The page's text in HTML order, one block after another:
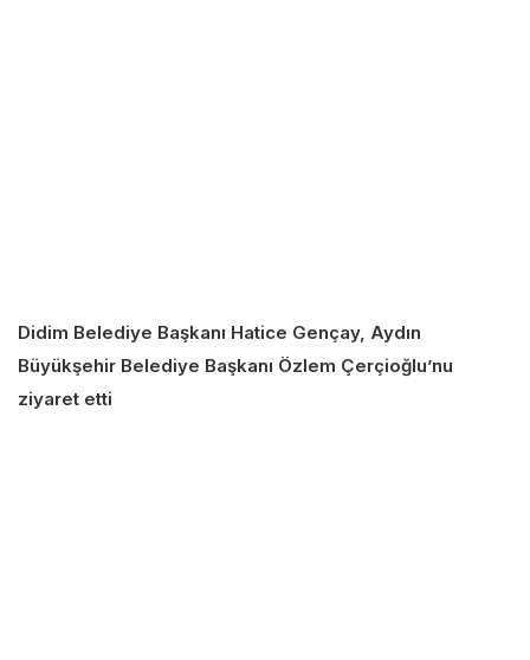
Didim Belediye Başkanı Hatice Gençay, Aydın
Büyükşehir Belediye Başkanı Özlem Çerçioğlu’nu
ziyaret etti